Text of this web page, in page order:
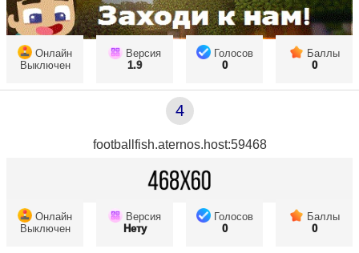
Онлайн
Выключен
Версия
1.9
Голосов
0
Баллы
0
4
footballfish.aternos.host:59468
Онлайн
Выключен
Версия
Нету
Голосов
0
Баллы
0